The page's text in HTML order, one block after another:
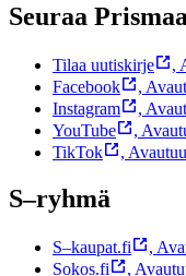
Seuraa Prismaa
Tilaa uutiskirje ,
Facebook
,
Instagram
,
YouTube
,
TikTok
,
S–ryhmä
S–kaupat.fi ,
Sokos.fi
,